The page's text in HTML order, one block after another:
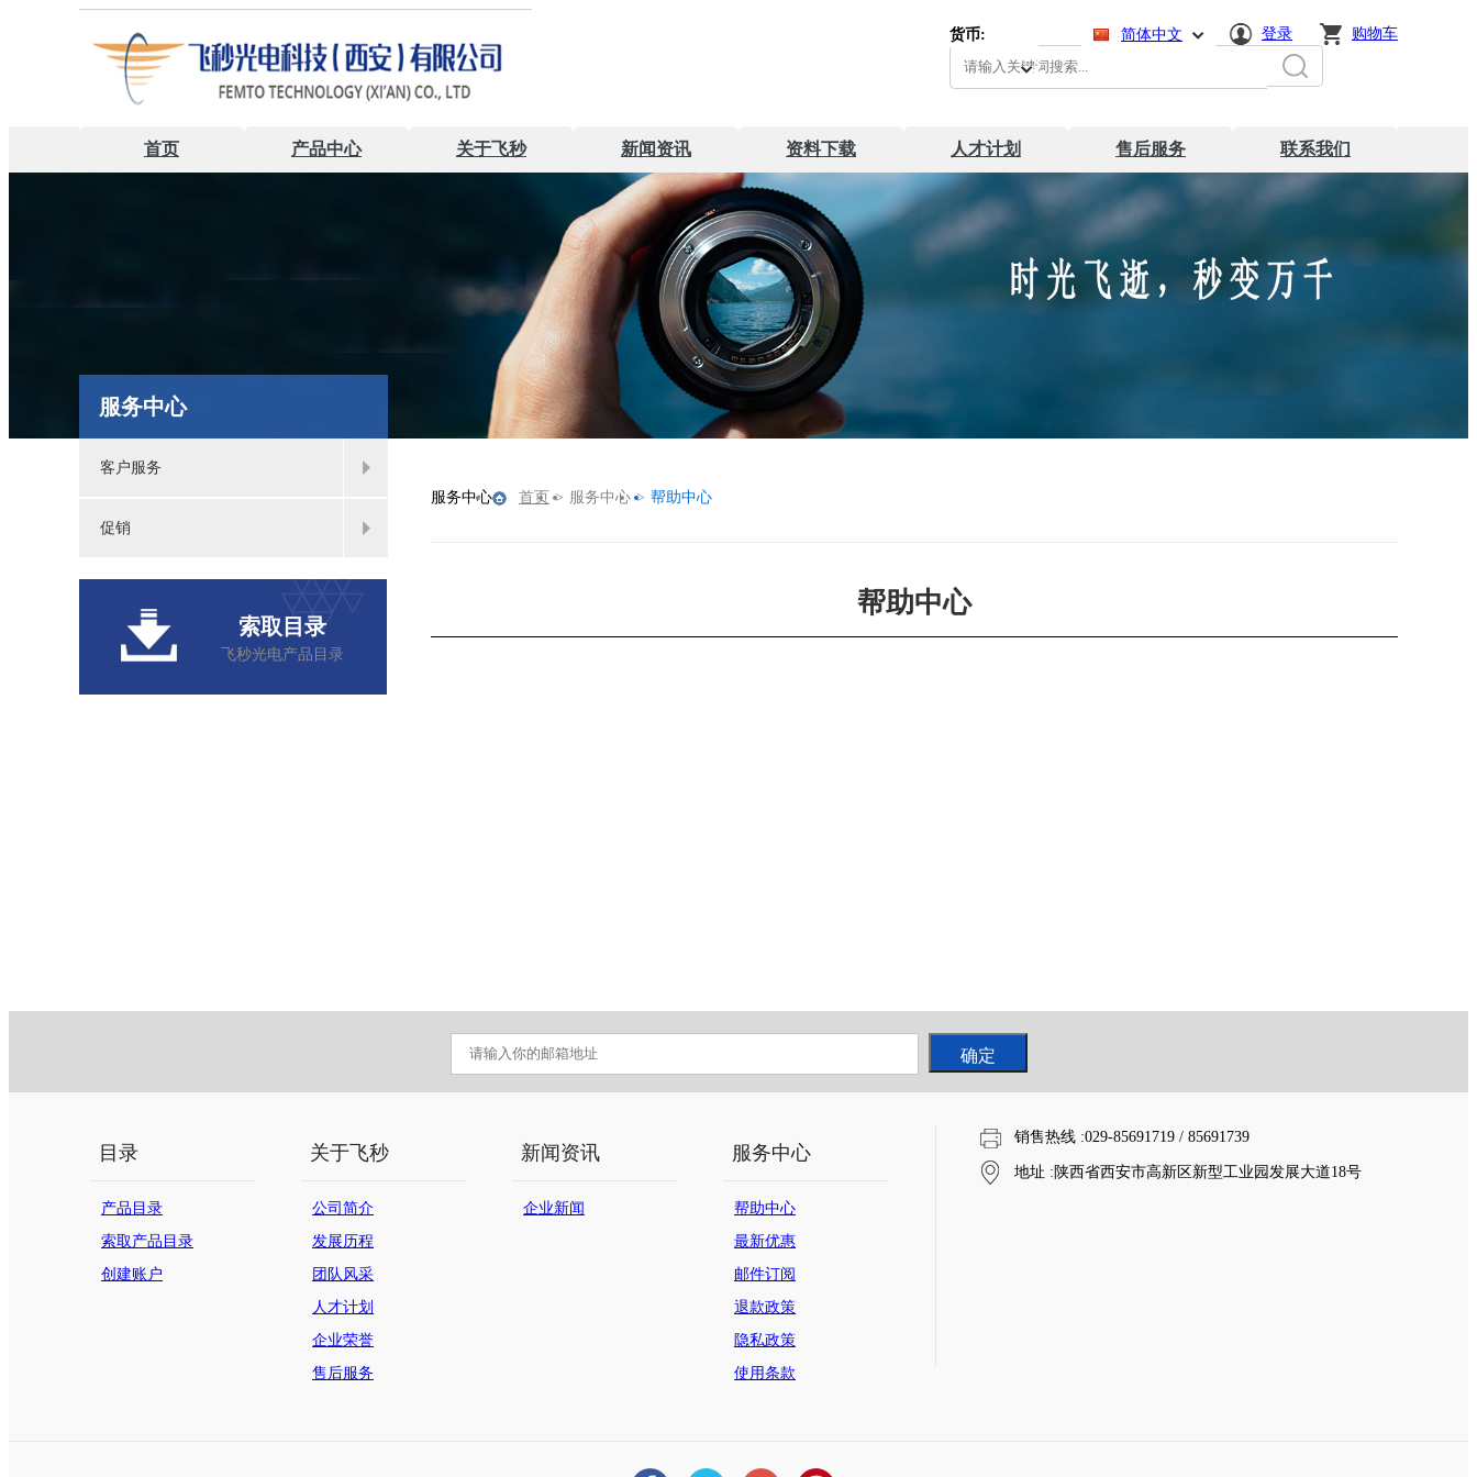
购物车
登录
简体中文
货币:
首页 产品中心 关于飞秒 新闻资讯 资料下载 人才计划 售后服务 联系我们
服务中心
客户服务
促销
索取目录
飞秒光电产品目录
服务中心 首页 > 服务中心 > 帮助中心
帮助中心
目录
产品目录
索取产品目录
创建账户
关于飞秒
公司简介
发展历程
团队风采
人才计划
企业荣誉
售后服务
新闻资讯
企业新闻
服务中心
帮助中心
最新优惠
邮件订阅
退款政策
隐私政策
使用条款
销售热线 :029-85691719 / 85691739
地址 :陕西省西安市高新区新型工业园发展大道18号